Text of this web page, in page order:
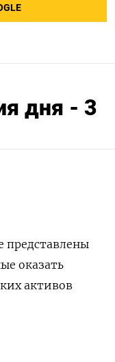
дня - 3
оказать
‌активов